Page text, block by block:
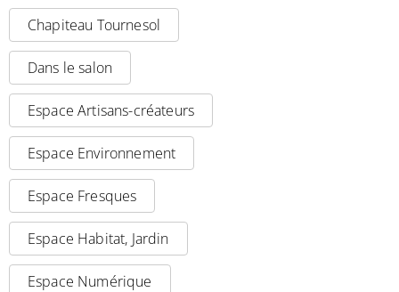
Chapiteau Tournesol
Dans le salon
Espace Artisans-créateurs
Espace Environnement
Espace Fresques
Espace Habitat, Jardin
Espace Numérique